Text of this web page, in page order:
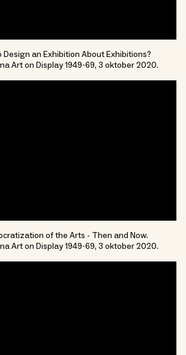
Design an Exhibition About Exhibitions?
Art on Display 1949-69, 3 oktober 2020.
of the Arts - Then and Now.
Art on Display 1949-69, 3 oktober 2020.